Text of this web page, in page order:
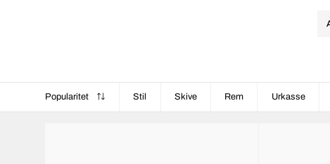
Popularitet Stil Skive Rem Urkasse